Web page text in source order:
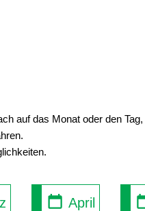
auf das Monat oder den
April